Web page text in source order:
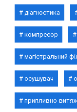
діагностика
компресор
магістральний
осушувач
припливно-